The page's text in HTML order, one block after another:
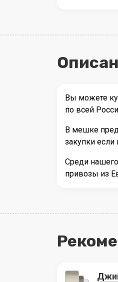
Вы можете
по всей
В мешке
закупки
Среди
привозы из